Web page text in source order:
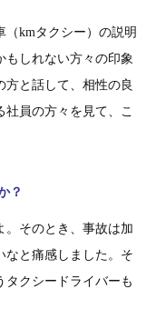
（kmタクシー）の説明
もしれない方々の印象
方と話して、相性の良
員の方々を見て、こ
？
。そのとき、事故は加
なと痛感しました。そ
タクシードライバーも